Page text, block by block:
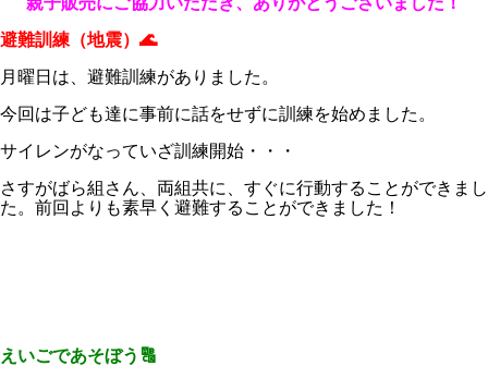
避難訓練（地震）🌊
月曜日は、避難訓練がありました。
今回は子ども達に事前に話をせずに訓練を始めました。
サイレンがなっていざ訓練開始・・・
さすがばら組さん、両組共に、すぐに行動することができまし
た。前回よりも素早く避難することができました！
えいごであそぼう🔠